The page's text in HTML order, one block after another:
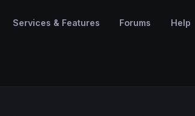
Services & Features Forums Help